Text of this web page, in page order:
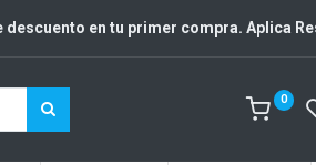
descuento en tu primer compra. Aplica
0